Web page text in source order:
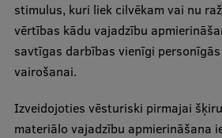
Starptautiskā sadarbība
Starptautiskie projekti
stimulus, kuri liek cilvēkam vai nu
vērtības kādu vajadzību
savtīgas darbības vienīgi
vairošanai.
Izveidojoties vēsturiski pirmajai
materiālo vajadzību apmierināšana